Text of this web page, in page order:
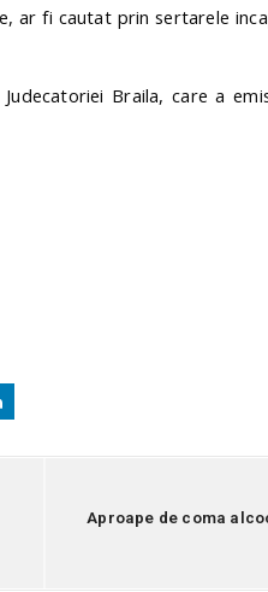
ar fi cautat prin sertarele
Braila, care a
Aproape de coma